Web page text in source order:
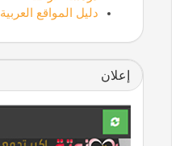
دليل المواقع العربية
إعلان